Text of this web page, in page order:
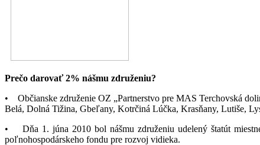
Prečo darovať 2% nášmu združeniu?
• Občianske združenie OZ „Partnerstvo pre MAS Terchovská
Belá, Dolná Tižina, Gbeľany, Kotrčiná Lúčka, Krasňany, Lutiše,
• Dňa 1. júna 2010 bol nášmu združeniu udelený štatút
poľnohospodárskeho fondu pre rozvoj vidieka.